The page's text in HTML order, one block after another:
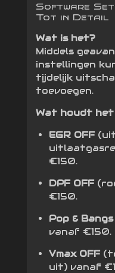
Software
Tot in Detail
Wat is het?
Middels
instellingen
tijdelijk
toevoegen.
Wat houdt het
EGR OFF
€150.
DPF OFF
€150.
Pop & Bangs
vanaf €150.
Vmax OFF
uit) vanaf